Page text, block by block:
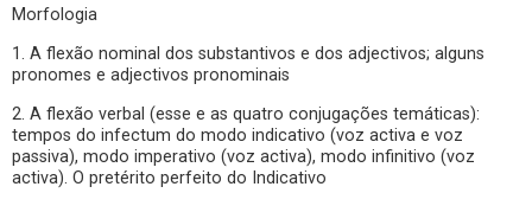
Morfologia
1. A flexão nominal dos substantivos e dos adjectivos; alguns
pronomes e adjectivos pronominais
2. A flexão verbal (esse e as quatro conjugações temáticas):
tempos do infectum do modo indicativo (voz activa e voz
passiva), modo imperativo (voz activa), modo infinitivo (voz
activa). O pretérito perfeito do Indicativo